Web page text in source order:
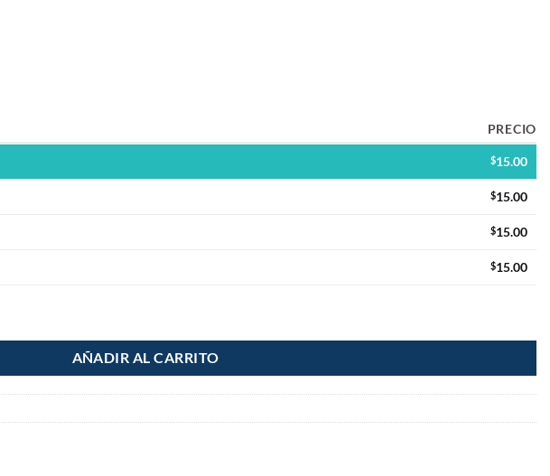
PRECIO
$15.00
$15.00
$15.00
$15.00
AÑADIR AL CARRITO